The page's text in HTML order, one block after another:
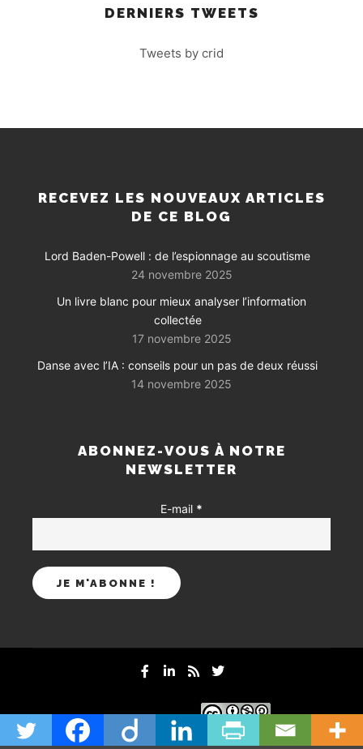
DERNIERS TWEETS
Tweets by crid
RECEVEZ LES NOUVEAUX ARTICLES
DE CE BLOG
Lord Baden-Powell : de l’espionnage au scoutisme
24 novembre 2025
Un livre blanc pour mieux analyser l’information
collectée
17 novembre 2025
Danse avec l’IA : conseils pour un pas de deux réussi
14 novembre 2025
ABONNEZ-VOUS À NOTRE
NEWSLETTER
E-mail *
mentions-legales